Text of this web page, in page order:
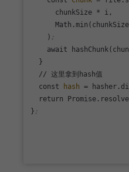
      chunkSize * i,
    )
;
await
  }
  // 这里拿到hash值
  const
hash =
return
} ;